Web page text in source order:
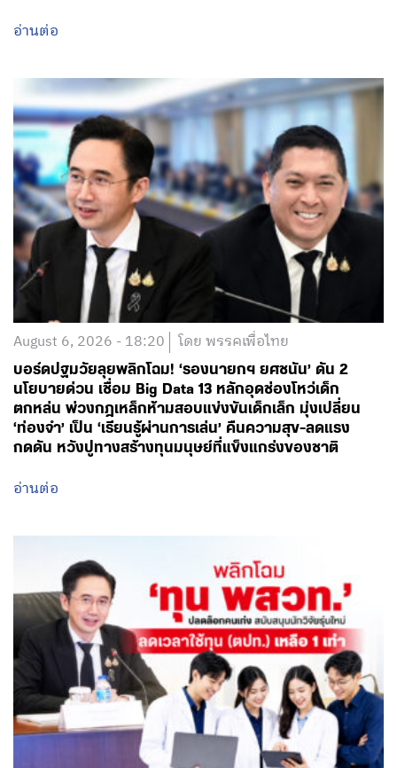
อ่านต่อ
August 6, 2026 - 18:20 โดย พรรคเพื่อไทย
บอร์ดปฐมวัยลุยพลิกโฉม! ‘รองนายกฯ ยศชนัน’ ดัน 2
นโยบายด่วน เชื่อม Big Data 13 หลักอุดช่องโหว่เด็ก
ตกหล่น พ่วงกฎเหล็กห้ามสอบแข่งขันเด็กเล็ก มุ่งเปลี่ยน
‘ท่องจำ’ เป็น ‘เรียนรู้ผ่านการเล่น’ คืนความสุข-ลดแรง
กดดัน หวังปูทางสร้างทุนมนุษย์ที่แข็งแกร่งของชาติ
อ่านต่อ